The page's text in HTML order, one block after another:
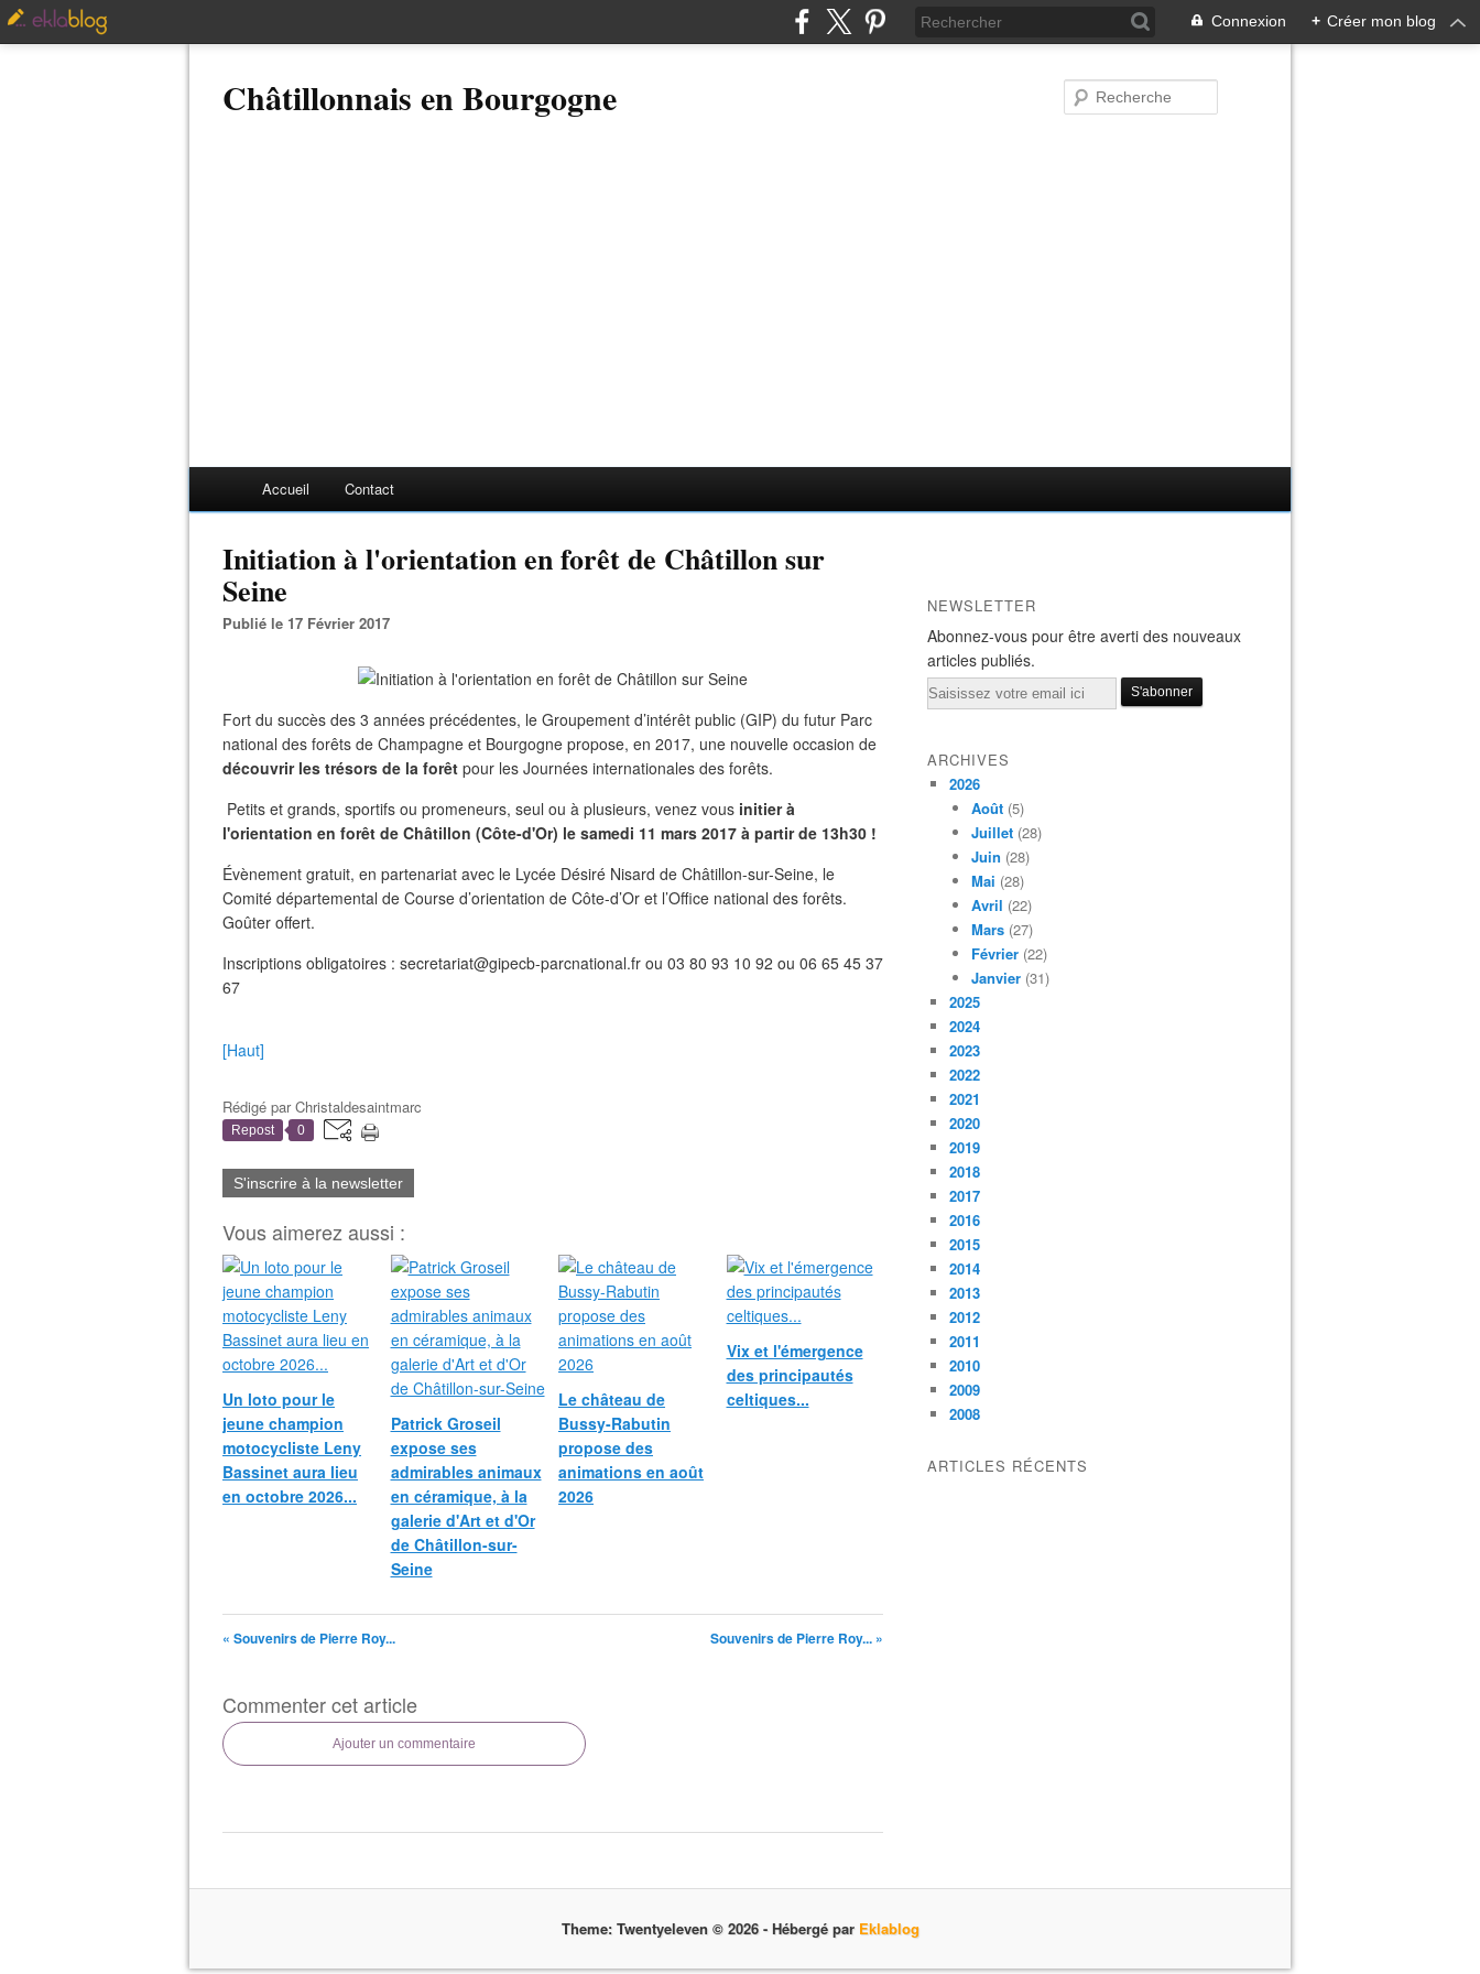
Connexion + Créer mon blog
Châtillonnais en Bourgogne
Accueil Contact
Initiation à l'orientation en forêt de Châtillon sur
Seine
Publié le 17 Février 2017
Fort du succès des 3 années précédentes, le Groupement d’intérêt public (GIP) du futur Parc
national des forêts de Champagne et Bourgogne propose, en 2017, une nouvelle occasion de
découvrir les trésors de la forêt pour les Journées internationales des forêts.
Petits et grands, sportifs ou promeneurs, seul ou à plusieurs, venez vous initier à
l'orientation en forêt de Châtillon (Côte-d'Or) le samedi 11 mars 2017 à partir de 13h30 !
Évènement gratuit, en partenariat avec le Lycée Désiré Nisard de Châtillon-sur-Seine, le
Comité départemental de Course d’orientation de Côte-d’Or et l’Office national des forêts.
Goûter offert.
Inscriptions obligatoires : secretariat@gipecb-parcnational.fr ou 03 80 93 10 92 ou 06 65 45 37
67
[Haut]
Rédigé parChristaldesaintmarc
Repost 0
S'inscrire à la newsletter
Vous aimerez aussi :
Un loto pour le
jeune champion
motocycliste Leny
Bassinet aura lieu
en octobre 2026...
Patrick Groseil
expose ses
admirables animaux
en céramique, à la
galerie d'Art et d'Or
de Châtillon-sur-
Seine
Le château de
Bussy-Rabutin
propose des
animations en août
2026
Vix et l'émergence
des principautés
celtiques...
« Souvenirs de Pierre Roy... Souvenirs de Pierre Roy... »
Commenter cet article
Ajouter un commentaire
NEWSLETTER
Abonnez-vous pour être averti des nouveaux
articles publiés.
Email
ARCHIVES
2026
Août (5)
Juillet (28)
Juin (28)
Mai (28)
Avril (22)
Mars (27)
Février (22)
Janvier (31)
2025
2024
2023
2022
2021
2020
2019
2018
2017
2016
2015
2014
2013
2012
2011
2010
2009
2008
ARTICLES RÉCENTS
Theme: Twentyeleven © 2026 - Hébergé par Eklablog